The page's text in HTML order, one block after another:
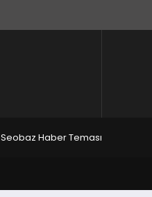
Seobaz Haber Teması